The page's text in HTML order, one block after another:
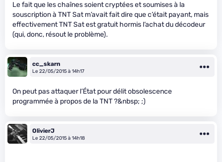
Le fait que les chaînes soient cryptées et soumises à la
souscription à TNT Sat m’avait fait dire que c’était payant, mais
effectivement TNT Sat est gratuit hormis l’achat du décodeur
(qui, donc, résout le problème).
cc_skarn
Le 22/05/2015 à 14h17
On peut pas attaquer l’État pour délit obsolescence
programmée à propos de la TNT ?&nbsp; ;)
OlivierJ
Le 22/05/2015 à 14h18